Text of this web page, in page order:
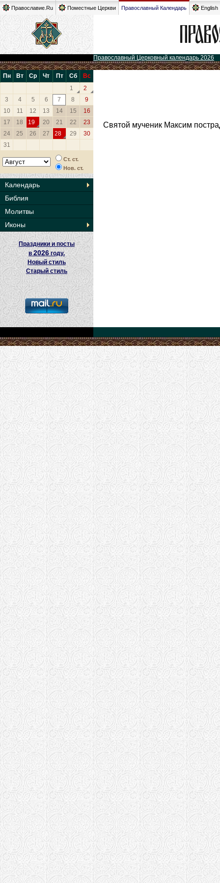
Православие.Ru Поместные Церкви Православный Календарь English
Православный Церковный календарь 2026
Пн Вт Ср Чт Пт Сб
Вс
1
2
3
4 5 6 7 8
9
10
11 12 13 14 15
16
17
18 19 20 21 22
23
24
25 26 27 28 29
30
31
Ст. ст.
Нов. ст.
Календарь
Библия
Молитвы
Иконы
Праздники и посты
в 2026 году.
Новый стиль
Старый стиль
Святой мученик Максим